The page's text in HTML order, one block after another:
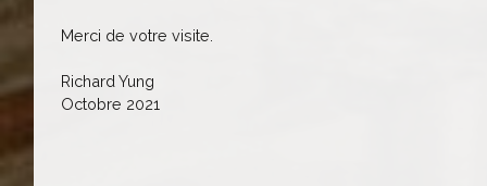
Merci de votre visite.
Richard Yung
Octobre 2021